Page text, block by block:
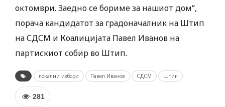
октомври. Заедно се бориме за нашиот дом“,
порача кандидатот за градоначалник на Штип
на СДСМ и Коалицијата Павел Иванов на
партискиот собир во Штип.
локални избори Павел Иванов СДСМ Штип
281